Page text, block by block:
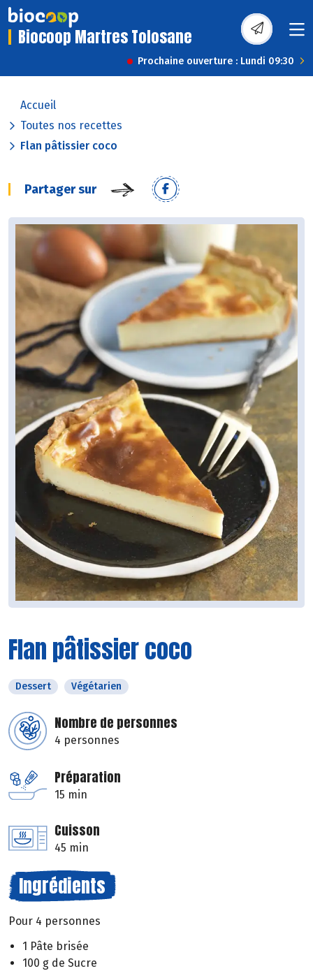
Biocoop Martres Tolosane
Prochaine ouverture : Lundi 09:30
Accueil
Toutes nos recettes
Flan pâtissier coco
Partager sur
Flan pâtissier coco
Dessert Végétarien
Nombre de personnes
4 personnes
Préparation
15 min
Cuisson
45 min
Ingrédients
Pour 4 personnes
1 Pâte brisée
100 g de Sucre